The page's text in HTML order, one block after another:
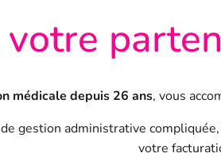
votre
médicale depuis 26 ans, vous
gestion administrative
votre